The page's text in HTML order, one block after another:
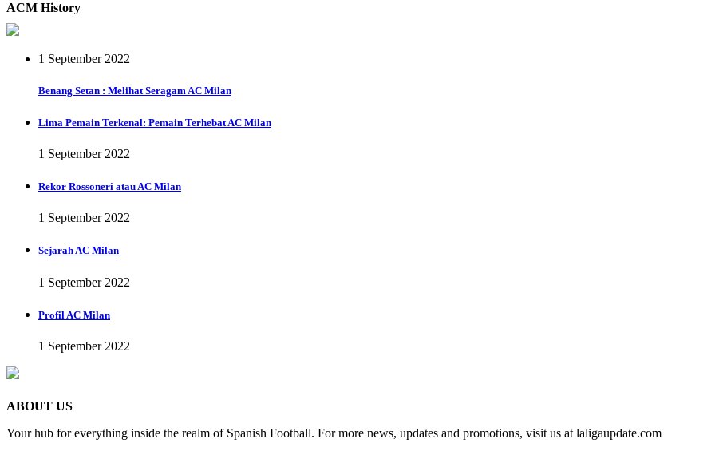
ACM History
1 September 2022
Benang Setan : Melihat Seragam AC Milan
Lima Pemain Terkenal: Pemain Terhebat AC Milan
1 September 2022
Rekor Rossoneri atau AC Milan
1 September 2022
Sejarah AC Milan
1 September 2022
Profil AC Milan
1 September 2022
ABOUT US
Your hub for everything inside the realm of Spanish Football. For more news, updates and promotions, visit us at laligaupdate.com